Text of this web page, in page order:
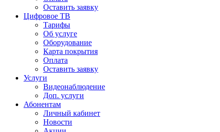
Оставить заявку
Цифровое ТВ
Тарифы
Об услуге
Оборудование
Карта покрытия
Оплата
Оставить заявку
Услуги
Видеонаблюдение
Доп. услуги
Абонентам
Личный кабинет
Новости